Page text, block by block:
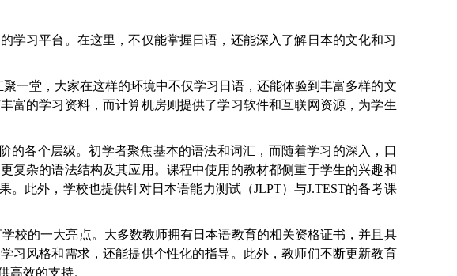
习平台。在这里，不仅能掌握日语，还能深入了解日本的文化和习
一堂，大家在这样的环境中不仅学习日语，还能体验到丰富多样的文
富的学习资料，而计算机房则提供了学习软件和互联网资源，为学生
各个层级。初学者聚焦基本的语法和词汇，而随着学习的深入，口
复杂的语法结构及其应用。课程中使用的教材都侧重于学生的兴趣和
。此外，学校也提供针对日本语能力测试（JLPT）与J.TEST的备考课
校的一大亮点。大多数教师拥有日本语教育的相关资格证书，并且具
习风格和需求，还能提供个性化的指导。此外，教师们不断更新教育
高效的支持。